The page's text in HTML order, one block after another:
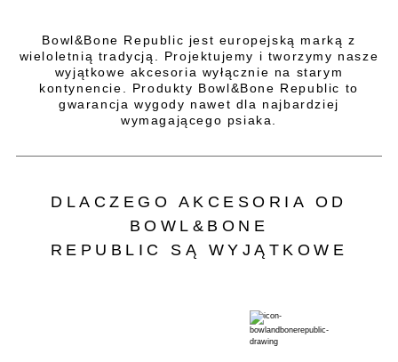
Bowl&Bone Republic jest europejską marką z
wieloletnią tradycją. Projektujemy i tworzymy nasze
wyjątkowe akcesoria wyłącznie na starym
kontynencie. Produkty Bowl&Bone Republic to
gwarancja wygody nawet dla najbardziej
wymagającego psiaka.
DLACZEGO AKCESORIA OD
BOWL&BONE
REPUBLIC SĄ WYJĄTKOWE